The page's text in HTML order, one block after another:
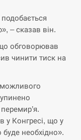
баржі для
“кратный
– сказав він.
обговорював
чинити тиск на
можливого
у Конгресі, що у
необхідно».